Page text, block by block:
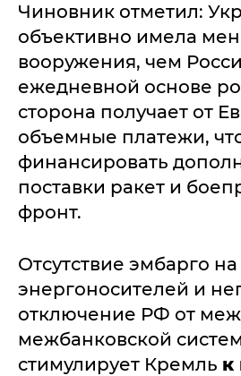
Чиновник отметил:
объективно имела
вооружения, чем
ежедневной основе
сторона получает от
объемные платежи,
финансировать
поставки ракет и
фронт.
Отсутствие эмбарго
энергоносителей и
отключение РФ от
межбанковской
стимулирует Кремль к